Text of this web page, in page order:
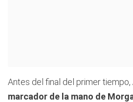
Antes del final del primer tiempo,
marcador de la mano de